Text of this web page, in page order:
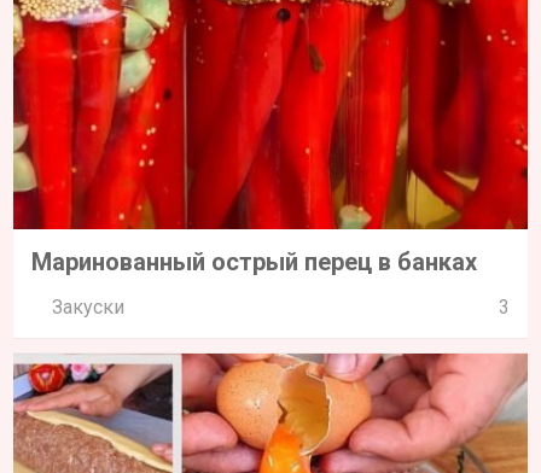
Маринованный острый перец в банках
Закуски 3